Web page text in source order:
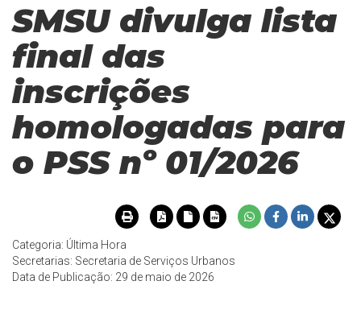
SMSU divulga lista
final das
inscrições
homologadas para
o PSS nº 01/2026
Categoria: Última Hora
Secretarias: Secretaria de Serviços Urbanos
Data de Publicação: 29 de maio de 2026